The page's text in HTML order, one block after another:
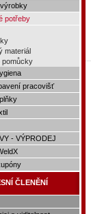
potřeby
materiál
pomůcky
pracovišť
- VÝPRODEJ
ČLENĚNÍ